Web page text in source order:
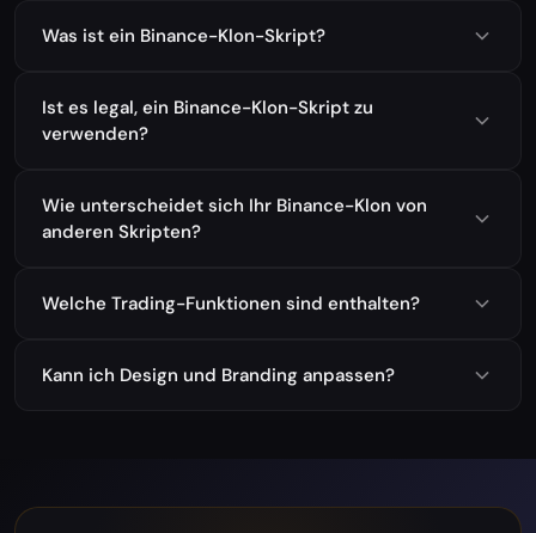
Was ist ein Binance-Klon-Skript?
Ist es legal, ein Binance-Klon-Skript zu
verwenden?
Wie unterscheidet sich Ihr Binance-Klon von
anderen Skripten?
Welche Trading-Funktionen sind enthalten?
Kann ich Design und Branding anpassen?